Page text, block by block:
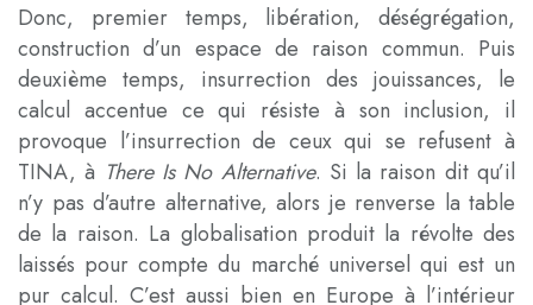
Donc, premier temps, libération, déségrégation,
construction d’un espace de raison commun. Puis
deuxième temps, insurrection des jouissances, le
calcul accentue ce qui résiste à son inclusion, il
provoque l’insurrection de ceux qui se refusent à
TINA, à There Is No Alternative. Si la raison dit qu’il
n’y pas d’autre alternative, alors je renverse la table
de la raison. La globalisation produit la révolte des
laissés pour compte du marché universel qui est un
pur calcul. C’est aussi bien en Europe à l’intérieur